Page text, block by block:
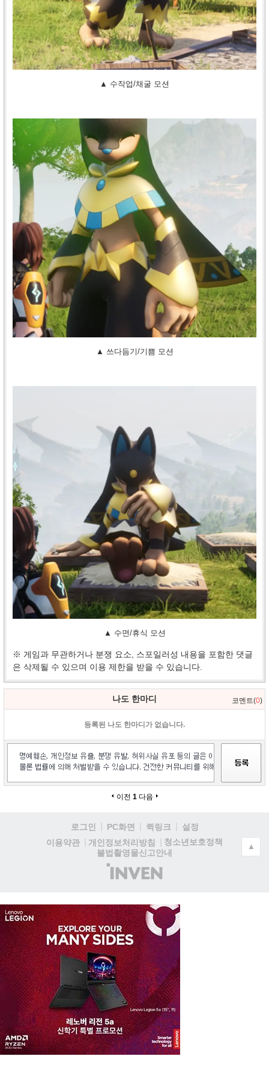
▲ 수작업/채굴 모션
▲ 쓰다듬기/기쁨 모션
▲ 수면/휴식 모션
※ 게임과 무관하거나 분쟁 요소, 스포일러성 내용을 포함한 댓글
은 삭제될 수 있으며 이용 제한을 받을 수 있습니다.
나도 한마디 코멘트(0)
등록된 나도 한마디가 없습니다.
이전 1 다음
로그인 PC화면 퀵링크
설정
이용약관
개인정보처리방침
청소년보호정책
불법촬영물신고안내
(주)
인
▲